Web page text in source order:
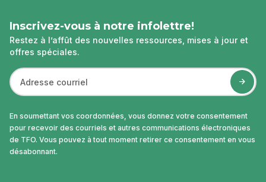
Inscrivez-vous à notre infolettre!
Restez à l’affût des nouvelles ressources, mises à jour et
offres spéciales.
En soumettant vos coordonnées, vous donnez votre consentement
pour recevoir des courriels et autres communications électroniques
de TFO. Vous pouvez à tout moment retirer ce consentement en vous
désabonnant.